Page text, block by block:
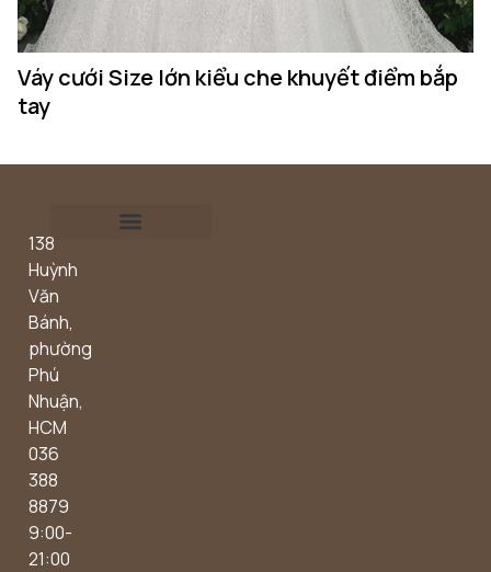
Váy cưới Size lớn kiểu che khuyết điểm bắp
tay
138
Huỳnh
Văn
Bánh,
phường
Phú
Nhuận,
HCM
036
388
8879
9:00-
21:00